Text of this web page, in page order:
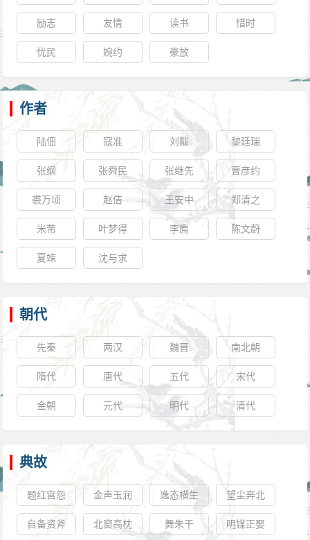
励志 友情 读书 惜时
忧民 婉约 豪放
作者
陆佃 寇准 刘黻 黎廷瑞
张纲 张舜民 张继先 曹彦约
裘万顷 赵佶 王安中 郑清之
米芾 叶梦得 李廌 陈文蔚
夏竦 沈与求
朝代
先秦 两汉 魏晋 南北朝
隋代 唐代 五代 宋代
金朝 元代 明代 清代
典故
题红宫怨 金声玉润 逸态横生 望尘奔北
自备资斧 北窗高枕 舞朱干 明媒正娶